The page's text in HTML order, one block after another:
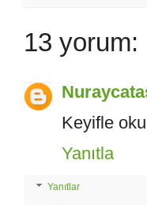
13 yorum:
Keyifle
Yanıtla
Yanıtlar